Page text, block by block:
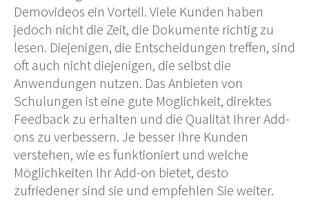
Demovideos ein Vorteil. Viele Kunden haben
jedoch nicht die Zeit, die Dokumente richtig zu
lesen. Diejenigen, die Entscheidungen treffen, sind
oft auch nicht diejenigen, die selbst die
Anwendungen nutzen. Das Anbieten von
Schulungen ist eine gute Möglichkeit, direktes
Feedback zu erhalten und die Qualität Ihrer Add-
ons zu verbessern. Je besser Ihre Kunden
verstehen, wie es funktioniert und welche
Möglichkeiten Ihr Add-on bietet, desto
zufriedener sind sie und empfehlen Sie weiter.